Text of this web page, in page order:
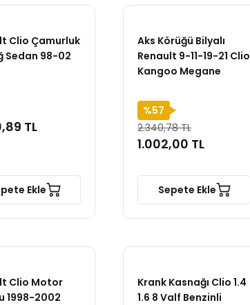
Clio Çamurluk
Sedan 98-02
TL
Ekle
Aks Körüğü Bilyalı
Renault 9-11-19-21 Clio
Kangoo Megane
%57
2.340,78 TL
1.002,00 TL
Sepete Ekle
Clio Motor
1998-2002
Krank Kasnağı Clio 1.4
1.6 8 Valf Benzinli